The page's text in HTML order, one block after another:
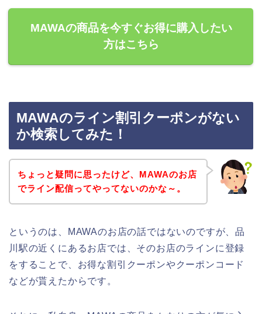
MAWAの商品を今すぐお得に購入したい
方はこちら
MAWAのライン割引クーポンがない
か検索してみた！
ちょっと疑問に思ったけど、MAWAのお店
でライン配信ってやってないのかな～。
というのは、MAWAのお店の話ではないのですが、品
川駅の近くにあるお店では、そのお店のラインに登録
をすることで、お得な割引クーポンやクーポンコード
などが貰えたからです。